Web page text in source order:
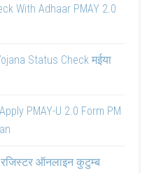
With Adhaar PMAY 2.0
Status Check मईया
PMAY-U 2.0 Form PM
रजिस्टर ऑनलाइन कुटुम्ब